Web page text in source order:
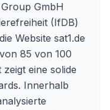
GmbH
(IfDB)
Website sat1.de
85 von 100
eine solide
Innerhalb